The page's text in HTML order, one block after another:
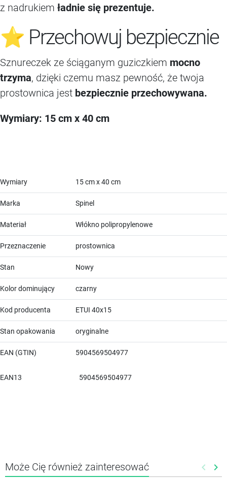
z nadrukiem ładnie się prezentuje.
⭐ Przechowuj bezpiecznie
Sznureczek ze ściąganym guziczkiem mocno
trzyma, dzięki czemu masz pewność, że twoja
prostownica jest bezpiecznie przechowywana.
Wymiary: 15 cm x 40 cm
Wymiary 15 cm x 40 cm
Marka Spinel
Materiał Włókno polipropylenowe
Przeznaczenie prostownica
Stan Nowy
Kolor dominujący czarny
Kod producenta ETUI 40x15
Stan opakowania oryginalne
EAN (GTIN) 5904569504977
EAN13 5904569504977
Może Cię również zainteresować keyboard_arrow_left keyboard_arrow_right